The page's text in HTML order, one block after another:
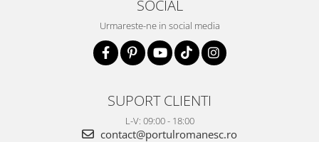
SOCIAL
Urmareste-ne in social media
SUPORT CLIENTI
L-V: 09:00 - 18:00
contact@portulromanesc.ro